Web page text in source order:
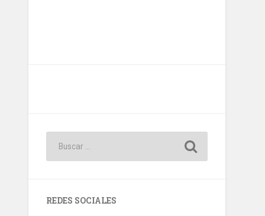
REDES SOCIALES